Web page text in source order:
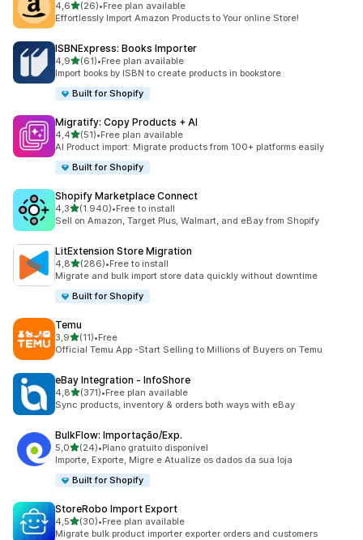
4,6de 5 estrelas
(26)
26 total de avaliações
•Free plan available
Effortlessly Import Amazon Products to Your online Store!
ISBNExpress: Books Importer
4,9de 5 estrelas
(61)
61 total de avaliações
•Free plan available
Import books by ISBN to create products in bookstore
Built for Shopify
Migratify: Copy Products + AI
4,4de 5 estrelas
(51)
51 total de avaliações
•Free plan available
AI Product import: Migrate products from 100+ platforms easily
Built for Shopify
Shopify Marketplace Connect
4,3de 5 estrelas
(1.940)
1940 total de avaliações
•Free to install
Sell on Amazon, Target Plus, Walmart, and eBay from Shopify
LitExtension Store Migration
4,8de 5 estrelas
(286)
286 total de avaliações
•Free to install
Migrate and bulk import store data quickly without downtime
Built for Shopify
Temu
3,9de 5 estrelas
(11)
11 total de avaliações
•Free
Official Temu App -Start Selling to Millions of Buyers on Temu
eBay Integration ‑ InfoShore
4,8de 5 estrelas
(371)
371 total de avaliações
•Free plan available
Sync products, inventory & orders both ways with eBay
BulkFlow: Importação/Exp.
5,0de 5 estrelas
(24)
24 total de avaliações
•Plano gratuito disponível
Importe, Exporte, Migre e Atualize os dados da sua loja
Built for Shopify
StoreRobo Import Export
4,5de 5 estrelas
(30)
30 total de avaliações
•Free plan available
Migrate bulk product importer exporter orders and customers